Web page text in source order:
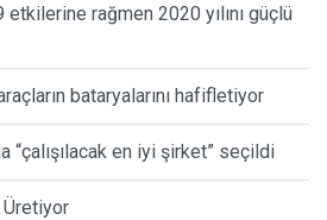
rağmen 2020 yılını güçlü
bataryalarını hafifletiyor
“çalışılacak en iyi şirket” seçildi
Üretiyor